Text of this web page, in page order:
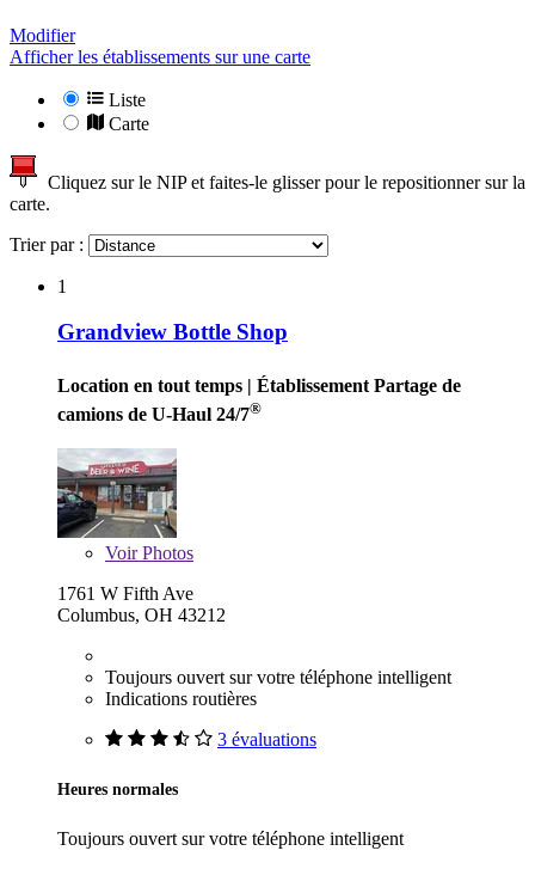
Modifier
Afficher les établissements sur une carte
Liste
Carte
Cliquez sur le NIP et faites-le glisser pour le repositionner sur la
carte.
Trier par :
1
Grandview Bottle Shop
Location en tout temps | Établissement Partage de
camions de U-Haul 24/7®
VoirPhotos
1761 W Fifth Ave
Columbus, OH 43212
Toujours ouvert sur votre téléphone intelligent
Indications routières
3 évaluations
Heures normales
Toujours ouvert sur votre téléphone intelligent